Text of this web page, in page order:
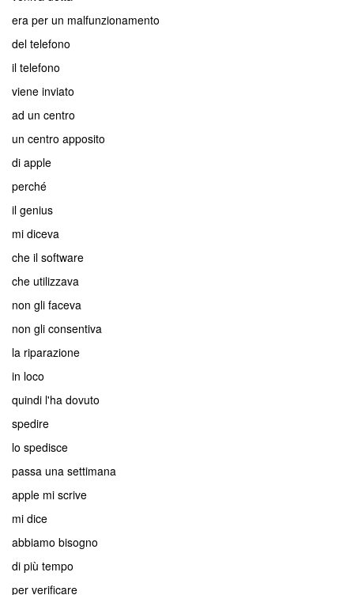
era per un malfunzionamento
del telefono
il telefono
viene inviato
ad un centro
un centro apposito
di apple
perché
il genius
mi diceva
che il software
che utilizzava
non gli faceva
non gli consentiva
la riparazione
in loco
quindi l'ha dovuto
spedire
lo spedisce
passa una settimana
apple mi scrive
mi dice
abbiamo bisogno
di più tempo
per verificare